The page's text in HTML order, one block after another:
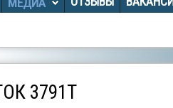
МЕДИА
3791Т